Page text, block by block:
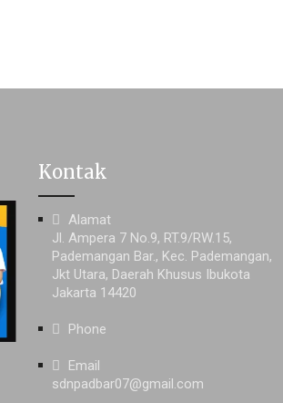
Kontak
Alamat
Jl. Ampera 7 No.9, RT.9/RW.15,
Pademangan Bar., Kec. Pademangan,
Jkt Utara, Daerah Khusus Ibukota
Jakarta 14420
Phone
Email
sdnpadbar07@gmail.com